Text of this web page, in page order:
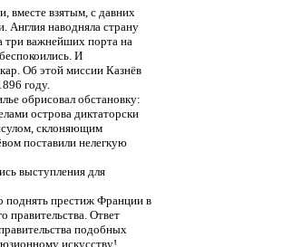
вместе взятым, с давних
наводняла страну
три важнейших порта на
И
Об этой миссии Казнёв
году.
обрисовал обстановку:
острова диктаторски
склоняющим
поставили нелегкую
выступления для
поднять престиж Франции в
правительства. Ответ
подобных
искусству!